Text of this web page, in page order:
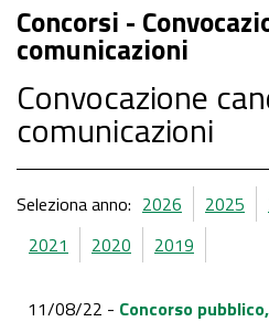
Concorsi -
comunicazioni
Convocazione
comunicazioni
Seleziona anno: 2026 2025
2021
2020 2019
11/08/22 - Concorso